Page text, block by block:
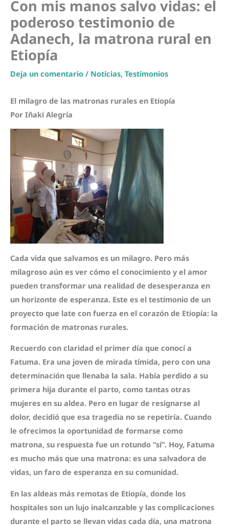
Con mis manos salvo vidas: el
poderoso testimonio de
Adanech, la matrona rural en
Etiopía
Deja un comentario / Noticias, Testimonios
El milagro de las matronas rurales en Etiopía
Por Iñaki Alegría
Cada vida que salvamos es un milagro. Pero más
milagroso aún es ver cómo el conocimiento y el amor
pueden transformar una realidad de desesperanza en
un horizonte de esperanza. Este es el testimonio de un
proyecto que late con fuerza en el corazón de Etiopía: la
formación de matronas rurales.
Recuerdo con claridad el primer día que conocí a
Fatuma. Era una joven de mirada tímida, pero con una
determinación que llenaba la sala. Había perdido a su
primera hija durante el parto, como tantas otras
mujeres en su aldea. Pero en lugar de resignarse al
dolor, decidió que esa tragedia no se repetiría. Cuando
le ofrecimos la oportunidad de formarse como
matrona, su respuesta fue un rotundo “sí”. Hoy, Fatuma
es mucho más que una matrona: es una salvadora de
vidas, un faro de esperanza en su comunidad.
En las aldeas más remotas de Etiopía, donde los
hospitales son un lujo inalcanzable y las complicaciones
durante el parto se llevan vidas cada día, una matrona